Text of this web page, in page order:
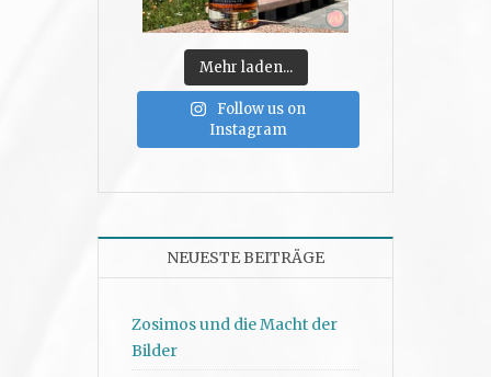
Mehr laden...
Follow us on
Instagram
NEUESTE BEITRÄGE
Zosimos und die Macht der
Bilder